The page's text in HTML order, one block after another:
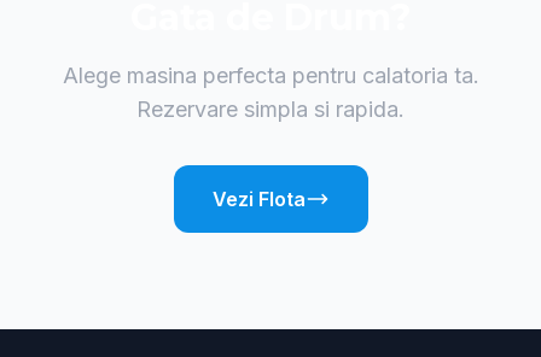
Alege masina perfecta pentru calatoria ta.
Rezervare simpla si rapida.
Vezi Flota